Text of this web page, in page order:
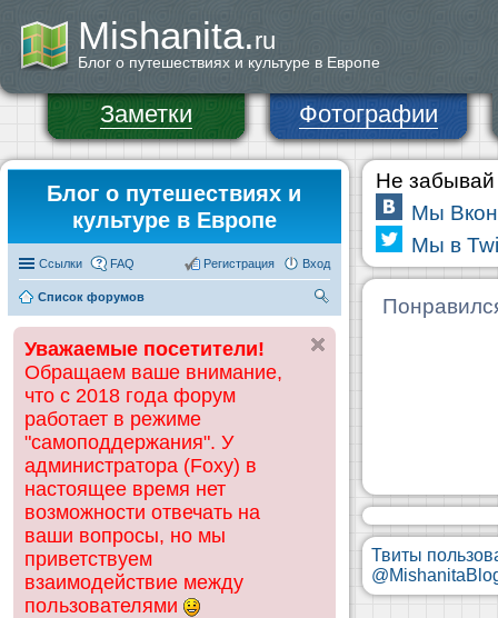
Mishanita.ru
Блог о путешествиях и культуре в Европе
Заметки Фотографии
Блог о путешествиях и
культуре в Европе
Ссылки FAQ Вход
Регистрация
Список форумов
ск
Уважаемые посетители!
Обращаем ваше внимание,
что с 2018 года форум
работает в режиме
"самоподдержания". У
администратора (Foxy) в
настоящее время нет
возможности отвечать на
ваши вопросы, но мы
приветствуем
взаимодействие между
пользователями
Не забывай
Мы
Мы в
Твиты